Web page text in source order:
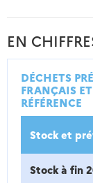
EN
DÉCHETS
FRANÇAIS
RÉFÉRENCE
Stock et
Stock à fin